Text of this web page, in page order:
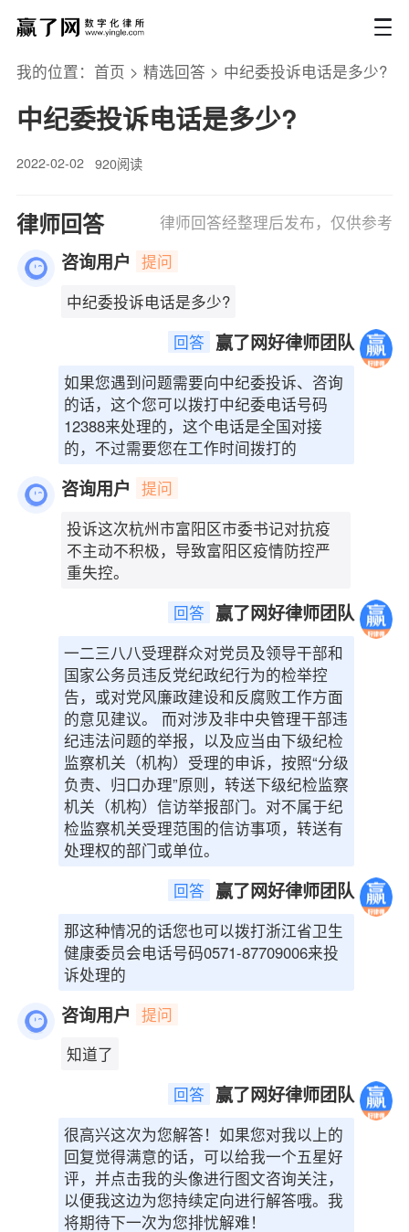
我的位置： 首页 > 精选回答 > 中纪委投诉电话是多少?
中纪委投诉电话是多少?
2022-02-02 920阅读
律师回答 律师回答经整理后发布，仅供参考
咨询用户 提问
中纪委投诉电话是多少?
回答 赢了网好律师团队
如果您遇到问题需要向中纪委投诉、咨询
的话，这个您可以拨打中纪委电话号码
12388来处理的，这个电话是全国对接
的，不过需要您在工作时间拨打的
咨询用户 提问
投诉这次杭州市富阳区市委书记对抗疫
不主动不积极，导致富阳区疫情防控严
重失控。
回答 赢了网好律师团队
一二三八八受理群众对党员及领导干部和
国家公务员违反党纪政纪行为的检举控
告，或对党风廉政建设和反腐败工作方面
的意见建议。 而对涉及非中央管理干部违
纪违法问题的举报，以及应当由下级纪检
监察机关（机构）受理的申诉，按照“分级
负责、归口办理”原则，转送下级纪检监察
机关（机构）信访举报部门。对不属于纪
检监察机关受理范围的信访事项，转送有
处理权的部门或单位。
回答 赢了网好律师团队
那这种情况的话您也可以拨打浙江省卫生
健康委员会电话号码0571-87709006来投
诉处理的
咨询用户 提问
知道了
回答 赢了网好律师团队
很高兴这次为您解答！如果您对我以上的
回复觉得满意的话，可以给我一个五星好
评，并点击我的头像进行图文咨询关注，
以便我这边为您持续定向进行解答哦。我
将期待下一次为您排忧解难！